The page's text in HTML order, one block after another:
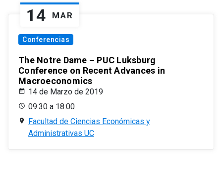
14 MAR
Conferencias
The Notre Dame – PUC Luksburg
Conference on Recent Advances in
Macroeconomics
14 de Marzo de 2019
09:30 a 18:00
Facultad de Ciencias Económicas y
Administrativas UC